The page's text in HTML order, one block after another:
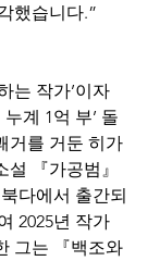
했습니다.”
는 작가’이자
계 1억 부’ 돌
거를 거둔 히가
『가공범』
다에서 출간되
2025년 작가
그는 『백조와